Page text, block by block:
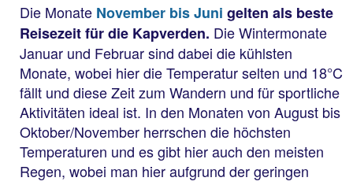
Die Monate November bis Juni gelten als beste
Reisezeit für die Kapverden. Die Wintermonate
Januar und Februar sind dabei die kühlsten
Monate, wobei hier die Temperatur selten und 18°C
fällt und diese Zeit zum Wandern und für sportliche
Aktivitäten ideal ist. In den Monaten von August bis
Oktober/November herrschen die höchsten
Temperaturen und es gibt hier auch den meisten
Regen, wobei man hier aufgrund der geringen